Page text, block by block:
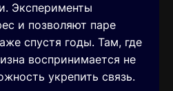
Эксперименты
и позволяют паре
спустя годы. Там, где
воспринимается не
укрепить связь.